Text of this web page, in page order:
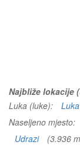
Najbliže lokacije
Luka (luke):
Naseljeno mjesto:
Udrazi
(3.936